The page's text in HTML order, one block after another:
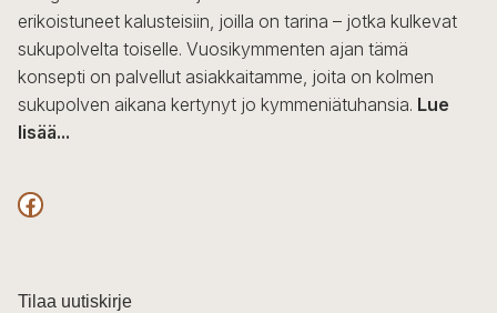
erikoistuneet kalusteisiin, joilla on tarina – jotka kulkevat
sukupolvelta toiselle. Vuosikymmenten ajan tämä
konsepti on palvellut asiakkaitamme, joita on kolmen
sukupolven aikana kertynyt jo kymmeniätuhansia. Lue
lisää...
F
c
Tilaa uutiskirje